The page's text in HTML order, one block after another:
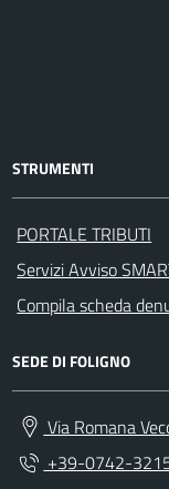
STRUMENTI
PORTALE TRIBUTI
Servizi Avviso
Compila scheda
SEDE DI FOLIGNO
Via Romana
+39-0742-